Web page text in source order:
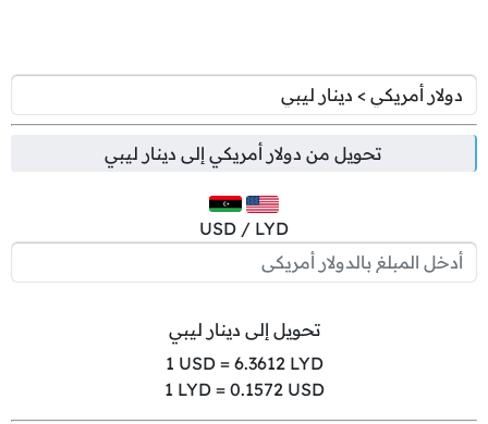
تحويل من دولار أمريكي إلى دينار ليبي
USD / LYD
تحويل إلى دينار ليبي
1 USD = 6.3612LYD
1 LYD = 0.1572USD